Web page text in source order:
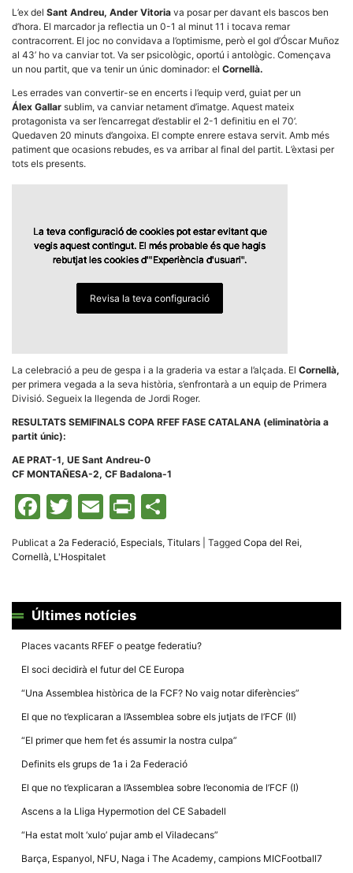
L’ex del Sant Andreu, Ander Vitoria va posar per davant els bascos ben
d’hora. El marcador ja reflectia un 0-1 al minut 11 i tocava remar
contracorrent. El joc no convidava a l’optimisme, però el gol d’Óscar Muñoz
al 43’ ho va canviar tot. Va ser psicològic, oportú i antològic. Començava
un nou partit, que va tenir un únic dominador: el Cornellà.
Les errades van convertir-se en encerts i l’equip verd, guiat per un
Álex Gallar sublim, va canviar netament d’imatge. Aquest mateix
protagonista va ser l’encarregat d’establir el 2-1 definitiu en el 70’.
Quedaven 20 minuts d’angoixa. El compte enrere estava servit. Amb més
patiment que ocasions rebudes, es va arribar al final del partit. L’èxtasi per
tots els presents.
La teva configuració de cookies pot estar evitant que
vegis aquest contingut. El més probable és que hagis
rebutjat les cookies d'"Experiència d'usuari".
Revisa la teva configuració
La teva configuració de cookies pot estar evitant que
vegis aquest contingut. El més probable és que hagis
rebutjat les cookies d'"Experiència d'usuari".
Revisa la teva configuració
La teva configuració de cookies pot estar evitant que
vegis aquest contingut. El més probable és que hagis
rebutjat les cookies d'"Experiència d'usuari".
Revisa la teva configuració
La teva configuració de cookies pot estar evitant que
vegis aquest contingut. El més probable és que hagis
rebutjat les cookies d'"Experiència d'usuari".
Revisa la teva configuració
La teva configuració de cookies pot estar evitant que
vegis aquest contingut. El més probable és que hagis
rebutjat les cookies d'"Experiència d'usuari".
Revisa la teva configuració
La celebració a peu de gespa i a la graderia va estar a l’alçada. El Cornellà,
per primera vegada a la seva història, s’enfrontarà a un equip de Primera
Divisió. Segueix la llegenda de Jordi Roger.
RESULTATS SEMIFINALS COPA RFEF FASE CATALANA (eliminatòria a
partit únic):
AE PRAT-1, UE Sant Andreu-0
CF MONTAÑESA-2, CF Badalona-1
Facebook
Twitter
Email
Print
Publicat a 2a Federació, Especials, Titulars Tagged Copa del Rei,
Cornellà, L'Hospitalet
Últimes notícies
Places vacants RFEF o peatge federatiu?
El soci decidirà el futur del CE Europa
“Una Assemblea històrica de la FCF? No vaig notar diferències”
El que no t’explicaran a l’Assemblea sobre els jutjats de l’FCF (II)
“El primer que hem fet és assumir la nostra culpa”
Definits els grups de 1a i 2a Federació
El que no t’explicaran a l’Assemblea sobre l’economia de l’FCF (I)
Ascens a la Lliga Hypermotion del CE Sabadell
“Ha estat molt ‘xulo’ pujar amb el Viladecans”
Barça, Espanyol, NFU, Naga i The Academy, campions MICFootball7
lloc funcioni tan
bé com sigui
possible. Si
rebutja
aquestes
cookies
funcionalitats
desapareixeran
del lloc web.
mentre
navegues pel
nostre lloc
web
la possibilitat
de mirar
personalitzat.